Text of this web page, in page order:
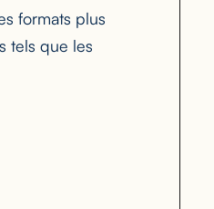
formats plus
tels que les